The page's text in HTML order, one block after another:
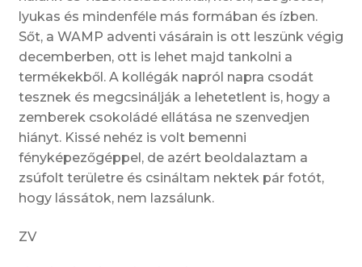
lyukas és mindenféle más formában és ízben.
Sőt, a WAMP adventi vásárain is ott leszünk végig
decemberben, ott is lehet majd tankolni a
termékekből. A kollégák napról napra csodát
tesznek és megcsinálják a lehetetlent is, hogy a
zemberek csokoládé ellátása ne szenvedjen
hiányt. Kissé nehéz is volt bemenni
fényképezőgéppel, de azért beoldalaztam a
zsúfolt területre és csináltam nektek pár fotót,
hogy lássátok, nem lazsálunk.
ZV